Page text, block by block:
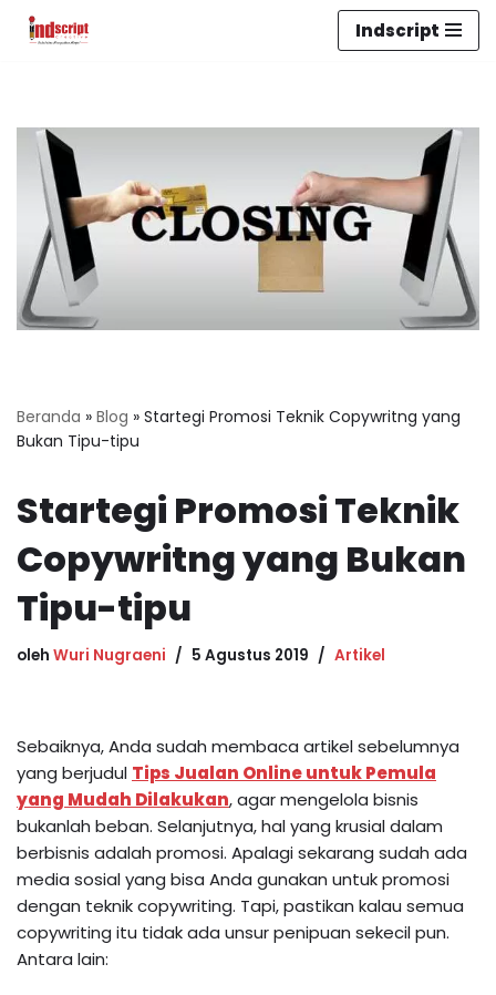
Indscript
Beranda » Blog » Startegi Promosi Teknik Copywritng yang
Bukan Tipu-tipu
Startegi Promosi Teknik
Copywritng yang Bukan
Tipu-tipu
oleh Wuri Nugraeni 5 Agustus 2019 Artikel
Sebaiknya, Anda sudah membaca artikel sebelumnya
yang berjudul Tips Jualan Online untuk Pemula
yang Mudah Dilakukan, agar mengelola bisnis
bukanlah beban. Selanjutnya, hal yang krusial dalam
berbisnis adalah promosi. Apalagi sekarang sudah ada
media sosial yang bisa Anda gunakan untuk promosi
dengan teknik copywriting. Tapi, pastikan kalau semua
copywriting itu tidak ada unsur penipuan sekecil pun.
Antara lain: